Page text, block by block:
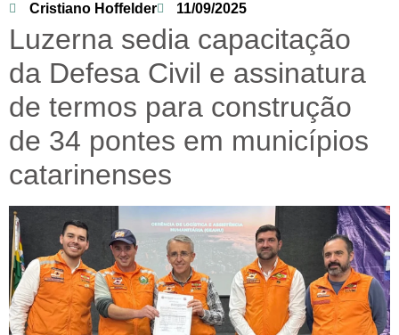
Cristiano Hoffelder 11/09/2025
Luzerna sedia capacitação
da Defesa Civil e assinatura
de termos para construção
de 34 pontes em municípios
catarinenses